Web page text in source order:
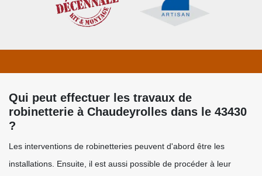
Qui peut effectuer les travaux de
robinetterie à Chaudeyrolles dans le 43430
?
Les interventions de robinetteries peuvent d'abord être les
installations. Ensuite, il est aussi possible de procéder à leur